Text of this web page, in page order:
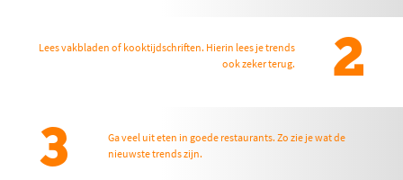
2
Lees vakbladen of kooktijdschriften. Hierin lees je trends
ook zeker terug.
3
Ga veel uit eten in goede restaurants. Zo zie je wat de
nieuwste trends zijn.